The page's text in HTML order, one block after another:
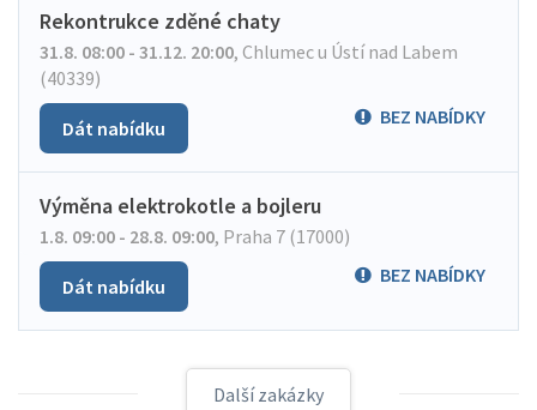
Rekontrukce zděné chaty
31.8. 08:00 - 31.12. 20:00, Chlumec u Ústí nad Labem
(40339)
BEZ NABÍDKY
Dát nabídku
Výměna elektrokotle a bojleru
1.8. 09:00 - 28.8. 09:00, Praha 7 (17000)
BEZ NABÍDKY
Dát nabídku
Další zakázky